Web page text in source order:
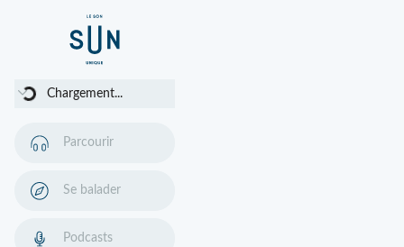
Chargement...
Parcourir
Se balader
Podcasts